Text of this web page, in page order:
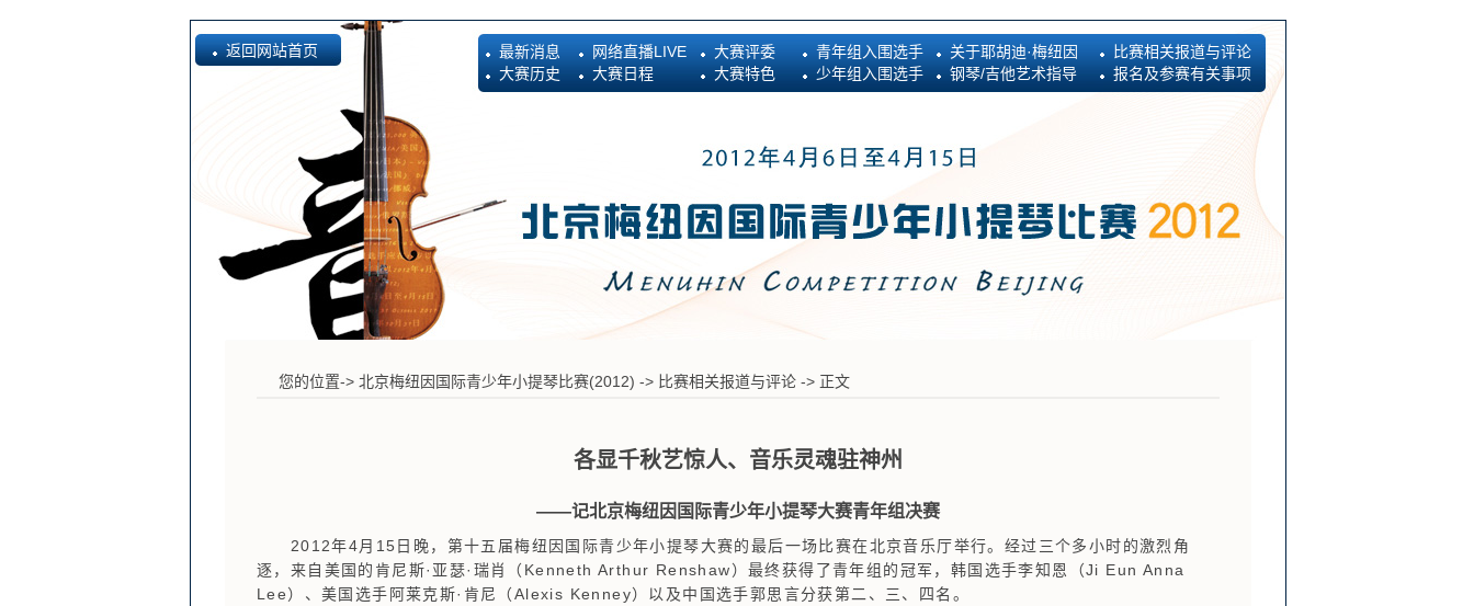
返回网站首页 最新消息 网络直播LIVE 大赛评委 青年组入围选手 关于耶胡迪·梅纽因
比赛相关报道与评论
大赛历史
大赛日程 大赛特色 少年组入围选手 钢琴/吉他艺术指导 报名及参赛有关事项
您的位置-> 北京梅纽因国际青少年小提琴比赛(2012) -> 比赛相关报道与评论 -> 正文
各显千秋艺惊人、音乐灵魂驻神州
——记北京梅纽因国际青少年小提琴大赛青年组决赛
2012年4月15日晚，第十五届梅纽因国际青少年小提琴大赛的最后一场比赛在北京音乐厅举行。经过三个多小时的激烈角
逐，来自美国的肯尼斯·亚瑟·瑞肖（Kenneth Arthur Renshaw）最终获得了青年组的冠军，韩国选手李知恩（Ji Eun Anna
Lee）、美国选手阿莱克斯·肯尼（Alexis Kenney）以及中国选手郭思言分获第二、三、四名。